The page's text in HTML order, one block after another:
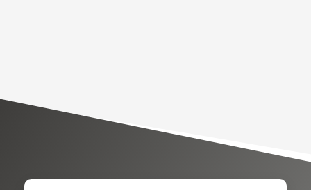
TAUX DE PROPRIÉTAIRES
PART DES MÉNAGES SANS
DISTANCE DE L'AÉROPORT :